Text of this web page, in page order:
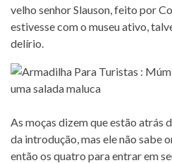
velho senhor Slauson, feito por
estivesse com o museu ativo,
delírio.
As moças dizem que estão atrás
da introdução, mas ele não sabe
então os quatro para entrar em